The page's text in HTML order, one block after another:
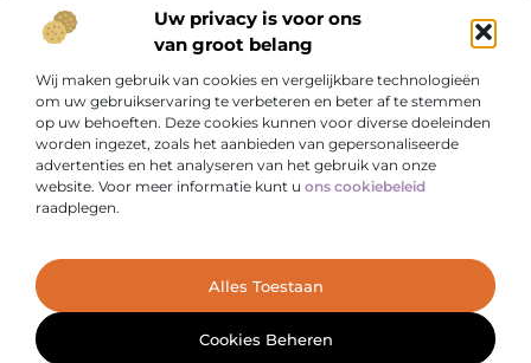
Uw privacy is voor ons
van groot belang
Wij maken gebruik van cookies en vergelijkbare technologieën
om uw gebruikservaring te verbeteren en beter af te stemmen
op uw behoeften. Deze cookies kunnen voor diverse doeleinden
worden ingezet, zoals het aanbieden van gepersonaliseerde
advertenties en het analyseren van het gebruik van onze
website. Voor meer informatie kunt u ons cookiebeleid
raadplegen.
Alles Toestaan
Cookies Beheren
Ga Naar
Onze informatie
Bericht categorie
Cookiebeleid (EU)
@2025 www.riscript.nl. All Right Reserved.